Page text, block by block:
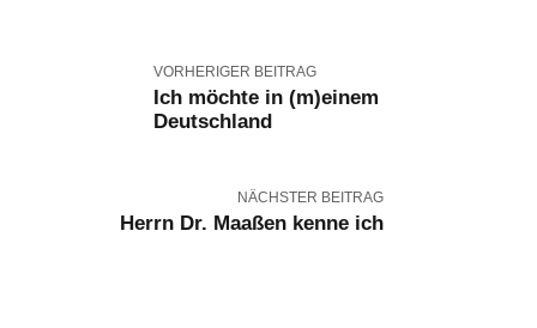
VORHERIGER BEITRAG
Ich möchte in (m)einem
Deutschland
NÄCHSTER BEITRAG
Herrn Dr. Maaßen kenne ich